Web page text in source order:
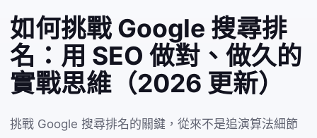
如何挑戰 Google 搜尋排
名：用 SEO 做對、做久的
實戰思維（2026 更新）
挑戰 Google 搜尋排名的關鍵，從來不是追演算法細節